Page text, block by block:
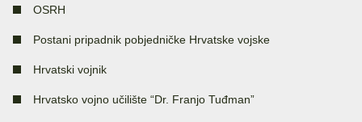
OSRH
Postani pripadnik pobjedničke Hrvatske vojske
Hrvatski vojnik
Hrvatsko vojno učilište “Dr. Franjo Tuđman”